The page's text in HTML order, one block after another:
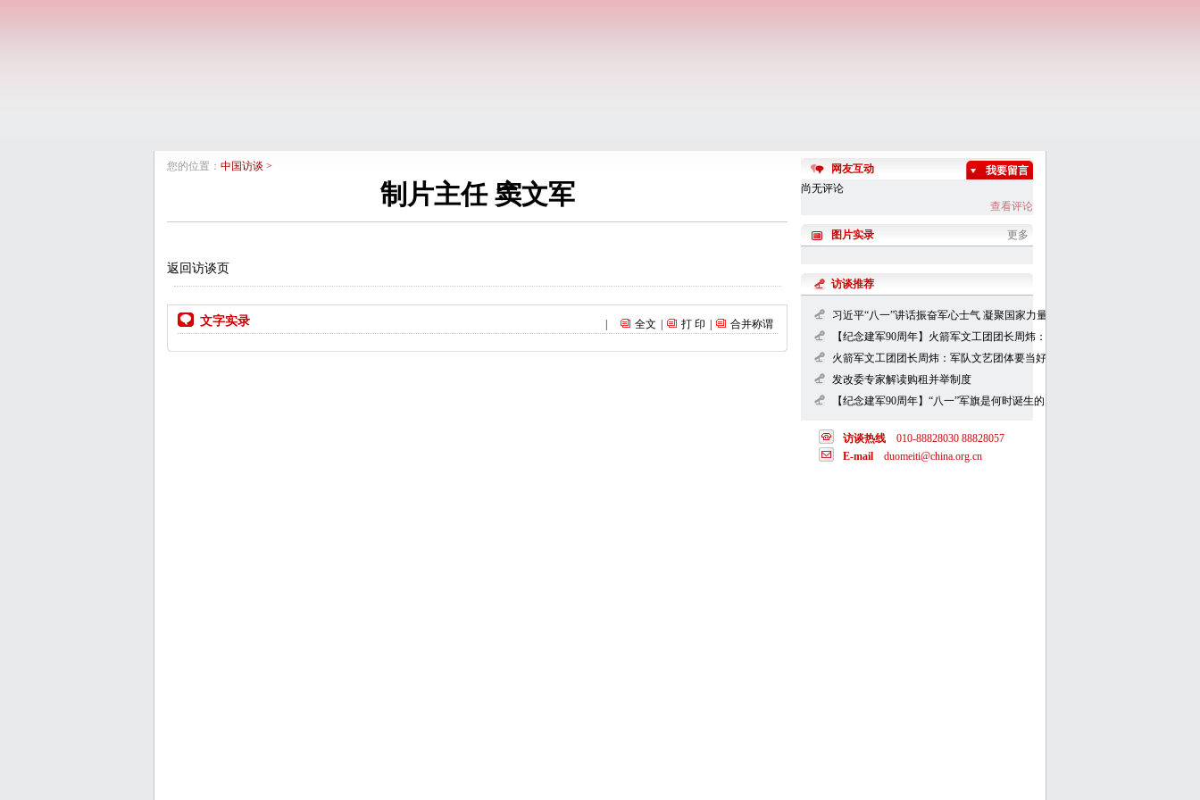
您的位置： 中国访谈 >
制片主任 窦文军
返回访谈页
文字实录 全文 打 印 合并称谓
我要留言
网友互动
尚无评论
查看评论
更多
图片实录
访谈推荐
习近平“八一”讲话振奋军心士气 凝聚国家力量
【纪念建军90周年】火箭军文工团团长周炜：用创新文艺作品擎起大国长剑
火箭军文工团团长周炜：军队文艺团体要当好"轻骑队"
发改委专家解读购租并举制度
【纪念建军90周年】“八一”军旗是何时诞生的？
访谈热线 010-88828030 88828057
E-mail duomeiti@china.org.cn